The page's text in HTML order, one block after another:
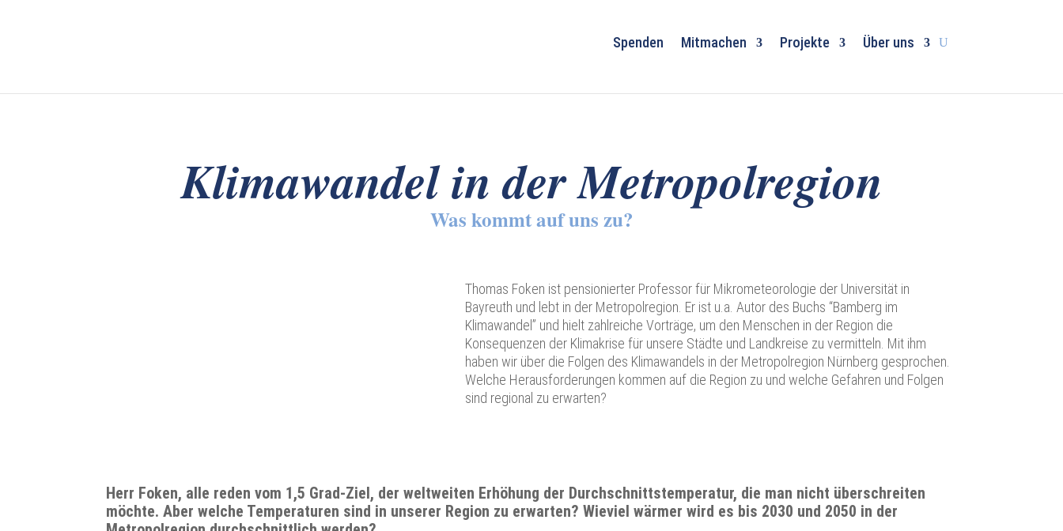
Spenden Mitmachen Projekte Über uns
Klimawandel in der Metropolregion
Was kommt auf uns zu?
Thomas Foken ist pensionierter Professor für Mikrometeorologie der Universität in
Bayreuth und lebt in der Metropolregion. Er ist u.a. Autor des Buchs “Bamberg im
Klimawandel” und hielt zahlreiche Vorträge, um den Menschen in der Region die
Konsequenzen der Klimakrise für unsere Städte und Landkreise zu vermitteln. Mit ihm
haben wir über die Folgen des Klimawandels in der Metropolregion Nürnberg gesprochen.
Welche Herausforderungen kommen auf die Region zu und welche Gefahren und Folgen
sind regional zu erwarten?
Herr Foken, alle reden vom 1,5 Grad-Ziel, der weltweiten Erhöhung der Durchschnittstemperatur, die man nicht überschreiten
möchte. Aber welche Temperaturen sind in unserer Region zu erwarten? Wieviel wärmer wird es bis 2030 und 2050 in der